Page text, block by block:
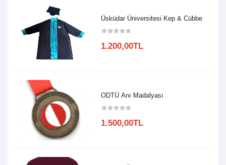
Üsküdar Üniversitesi Kep & Cübbe
1.200,00TL
ODTÜ Anı Madalyası
1.500,00TL